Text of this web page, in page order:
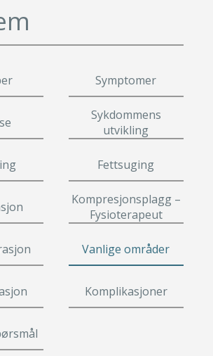
eget fett
Leppeløft
Småkirurgi
Brystforstørring eget
Lipødem
Svettebehandling
Se mer
Symptomer
Sykdommens
utvikling
Fettsuging
Kompresjonsplagg –
Fysioterapeut
Vanlige områder
Komplikasjoner